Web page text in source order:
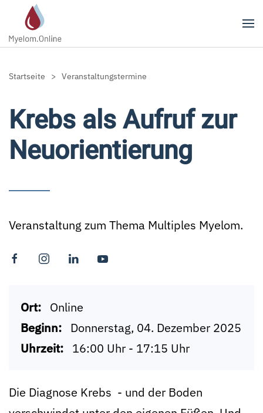
Zum Hauptinhalt springen
Startseite Veranstaltungstermine
Krebs als Aufruf zur
Neuorientierung
Veranstaltung zum Thema Multiples Myelom.
Ort: Online
Beginn: Donnerstag, 04. Dezember 2025
Uhrzeit: 16:00 Uhr - 17:15 Uhr
Die Diagnose Krebs - und der Boden